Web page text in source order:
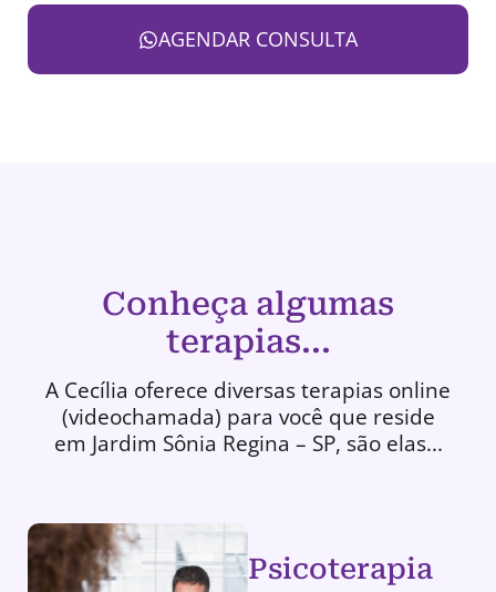
AGENDAR CONSULTA
Conheça algumas
terapias...
A Cecília oferece diversas terapias online
(videochamada) para você que reside
em Jardim Sônia Regina – SP, são elas...
Psicoterapia